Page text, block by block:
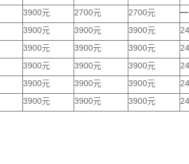
3900元 2700元 2700元
━
3900元 3900元 3900元
3900元 3900元 3900元
3900元 3900元 3900元
3900元 3900元 3900元
3900元 3900元 3900元